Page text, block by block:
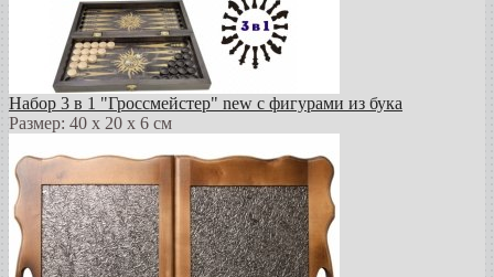
Набор 3 в 1 "Гроссмейстер" new с фигурами из бука
Размер: 40 х 20 х 6 см